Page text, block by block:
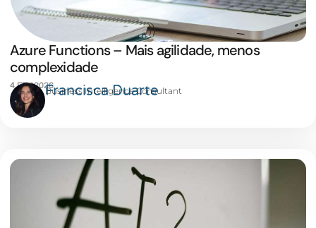
Azure Functions – Mais agilidade, menos
complexidade
4 FEV 2026Francisca Duarte
Business Intelligence Consultant